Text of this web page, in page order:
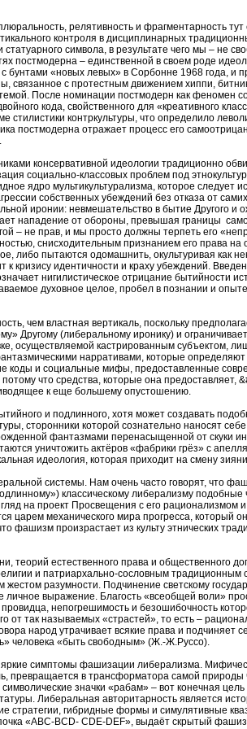
релятивность и фрагментарность
контроля в дисциплинарных
символа, в результате чего мы – не
– единственной в своем роде
«новых левых» в Сорбонне 1968 года, и
с протестным движением хиппи,
После номинации постмодерн как феномен
кода, свойственного для «креативного
контркультуры, что определило
отражает процесс его
консервативной идеологии традиционно
социально-классовых проблем под
ядро мультикультурализма, которое следует
собственных убеждений без отказа от
иронии: невмешательство в бытие Другого и
нападение от обороны, превышая границы
– не прав, и мы просто должны терпеть его
снисходительным признанием его права
пытаются одомашнить, окультуривая как
кризису идентичности и краху убеждений.
нигилистическое отрицание бытийности
духовное целое, пробел в познании и
чем властная вертикаль, поскольку
Другому (либеральному иронику) и
осуществляемой кастрированным субъектом,
нарративами, которые
коды и социальные мифы, предоставленные
что средства, которые она
к еще большему опустошению.
и подлинного, хотя может создавать
сторонники которой сознательно наносят
фантазмами перенасыщенной от скуки
уничтожить актёров «фабрики грёз» с
идеология, которая приходит на смену
системы. Нам очень часто говорят, что
классическому либерализму
на проект Просвещения с его
механического мира прогресса, который
фашизм произрастает из культу этнических
естественного права и общественного
и патриархально-сословным
разумности. Подчинение светскому
личное выражение. Благость «всеобщей воли»
непогрешимость и безошибочность
так называемых «страстей», то есть –
народ утрачивает всякие права и подчиняет
человека «быть свободным» (Ж.-Ж.Руссо).
симптомы фашизации либерализма.
в трансформатора самой
значки «рабам» – вот конечная
Либеральная авторитарность является
стратегии, гибридные формы и симулятивные
«ABC-BCD- CDE-DEF», выдаёт скрытый